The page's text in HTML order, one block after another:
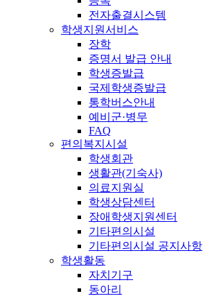
전자출결시스템
학생지원서비스
장학
증명서 발급 안내
학생증발급
국제학생증발급
통학버스안내
예비군·병무
FAQ
편의복지시설
학생회관
생활관(기숙사)
의료지원실
학생상담센터
장애학생지원센터
기타편의시설
기타편의시설 공지사항
학생활동
자치기구
동아리